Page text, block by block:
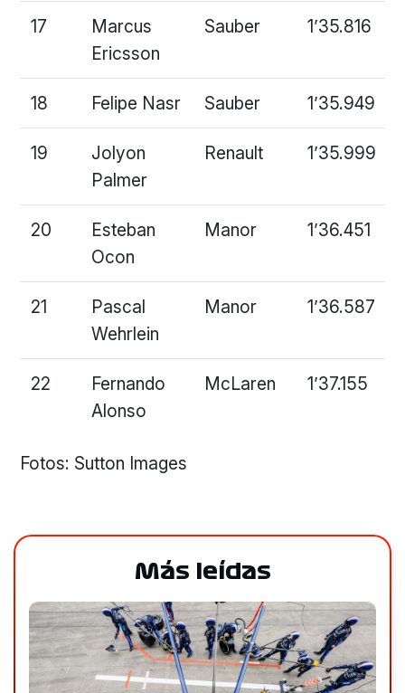
17
Marcus
Ericsson
Sauber 1’35.816
18 Felipe Nasr Sauber 1’35.949
19
Jolyon
Palmer
Renault 1’35.999
20
Esteban
Ocon
Manor 1’36.451
21
Pascal
Wehrlein
Manor 1’36.587
22
Fernando
Alonso
McLaren 1’37.155
Fotos: Sutton Images
Más leídas